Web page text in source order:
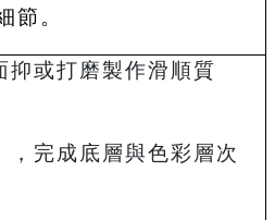
節。
抑或打磨製作滑順質
完成底層與色彩層次